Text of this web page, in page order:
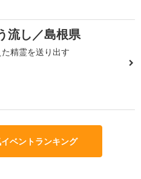
流し／島根県
精霊を送り出す
ベントランキング